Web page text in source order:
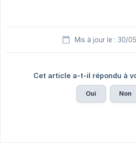
Mis à jour le : 30/
Cet article a-t-il répondu à
Oui Non